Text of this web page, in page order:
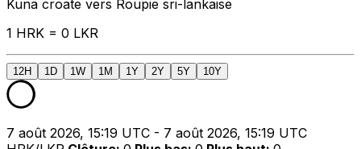
Kuna croate vers Roupie sri-lankaise
1 HRK = 0 LKR
12H 1D 1W 1M 1Y 2Y 5Y 10Y
7 août 2026, 15:19 UTC - 7 août 2026, 15:19 UTC